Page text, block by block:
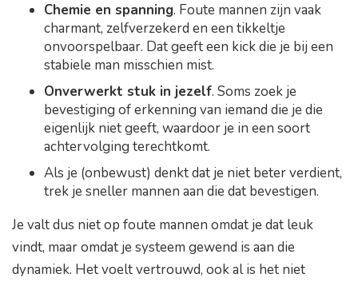
Chemie en spanning. Foute mannen zijn vaak
charmant, zelfverzekerd en een tikkeltje
onvoorspelbaar. Dat geeft een kick die je bij een
stabiele man misschien mist.
Onverwerkt stuk in jezelf. Soms zoek je
bevestiging of erkenning van iemand die je die
eigenlijk niet geeft, waardoor je in een soort
achtervolging terechtkomt.
Als je (onbewust) denkt dat je niet beter verdient,
trek je sneller mannen aan die dat bevestigen.
Je valt dus niet op foute mannen omdat je dat leuk
vindt, maar omdat je systeem gewend is aan die
dynamiek. Het voelt vertrouwd, ook al is het niet